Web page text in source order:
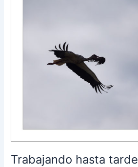
Trabajando hasta tarde